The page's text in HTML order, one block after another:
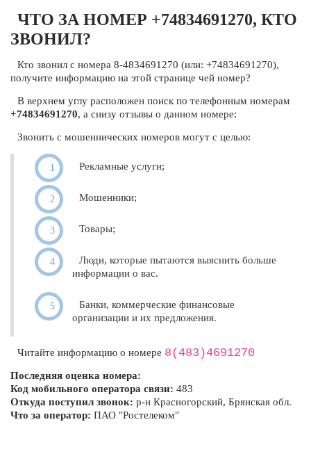
ЧТО ЗА НОМЕР +74834691270, КТО
ЗВОНИЛ?
Кто звонил с номера 8-4834691270 (или: +74834691270),
получите информацию на этой странице чей номер?
В верхнем углу расположен поиск по телефонным номерам
+74834691270, а снизу отзывы о данном номере:
Звонить с мошеннических номеров могут с целью:
Рекламные услуги;
Мошенники;
Товары;
Люди, которые пытаются выяснить больше
информации о вас.
Банки, коммерческие финансовые
организации и их предложения.
Читайте информацию о номере 8(483)4691270
Последняя оценка номера:
Код мобильного оператора связи: 483
Откуда поступил звонок: р-н Красногорский, Брянская обл.
Что за оператор: ПАО "Ростелеком"